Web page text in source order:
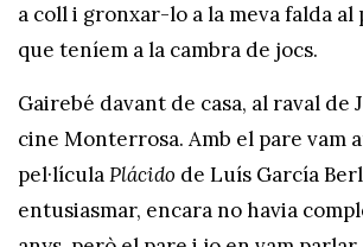
a coll i gronxar-lo a la meva falda
que teníem a la cambra de jocs.
Gairebé davant de casa, al raval de
cine Monterrosa. Amb el pare vam
pel·lículaPlácido de Luís García
entusiasmar, encara no havia